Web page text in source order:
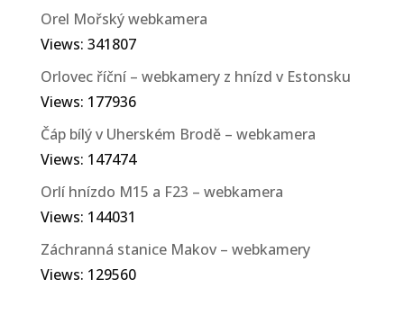
Orel Mořský webkamera
Views: 341807
Orlovec říční – webkamery z hnízd v Estonsku
Views: 177936
Čáp bílý v Uherském Brodě – webkamera
Views: 147474
Orlí hnízdo M15 a F23 – webkamera
Views: 144031
Záchranná stanice Makov – webkamery
Views: 129560